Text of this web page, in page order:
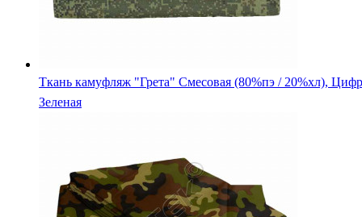
Камуфляжная ткань Оксфорд 600 ПУ, "Нато Зеленый"